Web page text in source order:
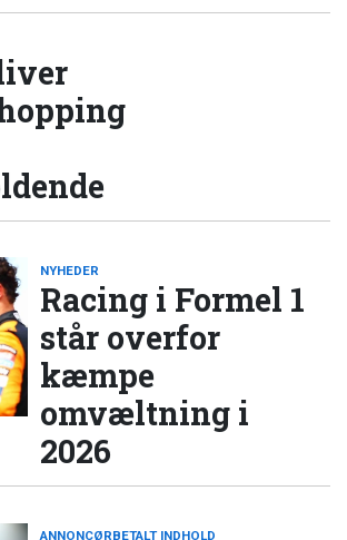
NYHEDER
Racing i Formel 1
står overfor
kæmpe
omvæltning i
2026
ANNONCØRBETALT INDHOLD